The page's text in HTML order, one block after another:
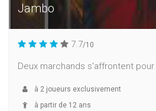
Jambo
7.7/10
Deux marchands s'affrontent
à 2 joueurs exclusivement
à partir de 12 ans